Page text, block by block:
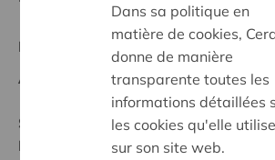
Regionales Projekt
Anfangsdatum:05/05/2025
Stand :
Complete
Herentals - Heist o/d Berg
Dans sa politique en
matière de cookies,
donne de manière
transparente toutes les
informations détaillées
les cookies qu'elle utilise
sur son site web.